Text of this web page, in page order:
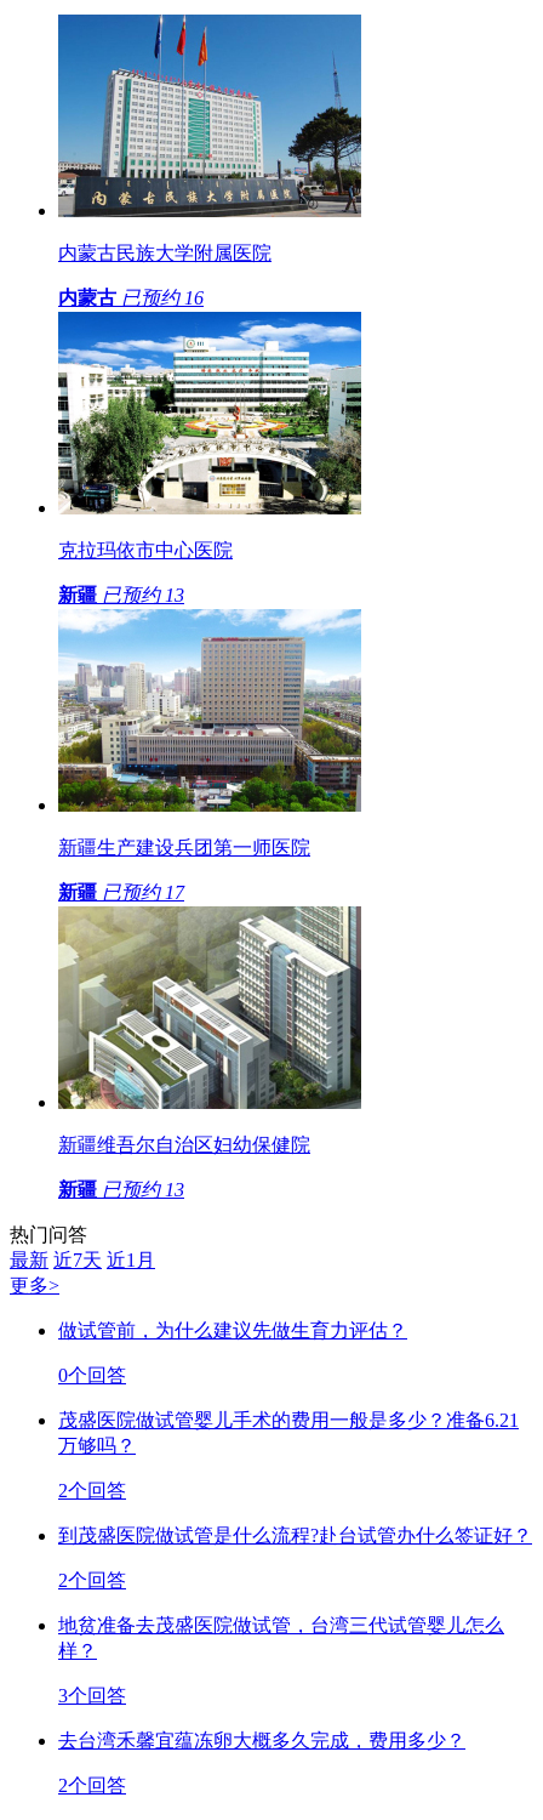
内蒙古民族大学附属医院
内蒙古 已预约 16
克拉玛依市中心医院
新疆 已预约 13
新疆生产建设兵团第一师医院
新疆 已预约 17
新疆维吾尔自治区妇幼保健院
新疆 已预约 13
热门问答
最新 近7天 近1月
更多>
做试管前，为什么建议先做生育力评估？
0个回答
茂盛医院做试管婴儿手术的费用一般是多少？准备6.21
万够吗？
2个回答
到茂盛医院做试管是什么流程?赴台试管办什么签证好？
2个回答
地贫准备去茂盛医院做试管，台湾三代试管婴儿怎么
样？
3个回答
去台湾禾馨宜蕴冻卵大概多久完成，费用多少？
2个回答